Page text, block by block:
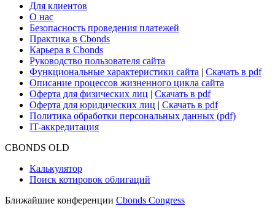
Для клиентов
О нас
Безопасность проведения платежей
Практика в Cbonds
Карьера в Cbonds
Руководство пользователя сайта
Функциональные характеристики сайта | Скачать в pdf
Описание процессов жизненного цикла сайта
Оферта для физических лиц | Скачать в pdf
Оферта для юридических лиц | Скачать в pdf
Политика обработки персональных данных (pdf)
IT-аккредитация
CBONDS OLD
Калькулятор
Поиск котировок облигаций
Ближайшие конференции Cbonds Congress